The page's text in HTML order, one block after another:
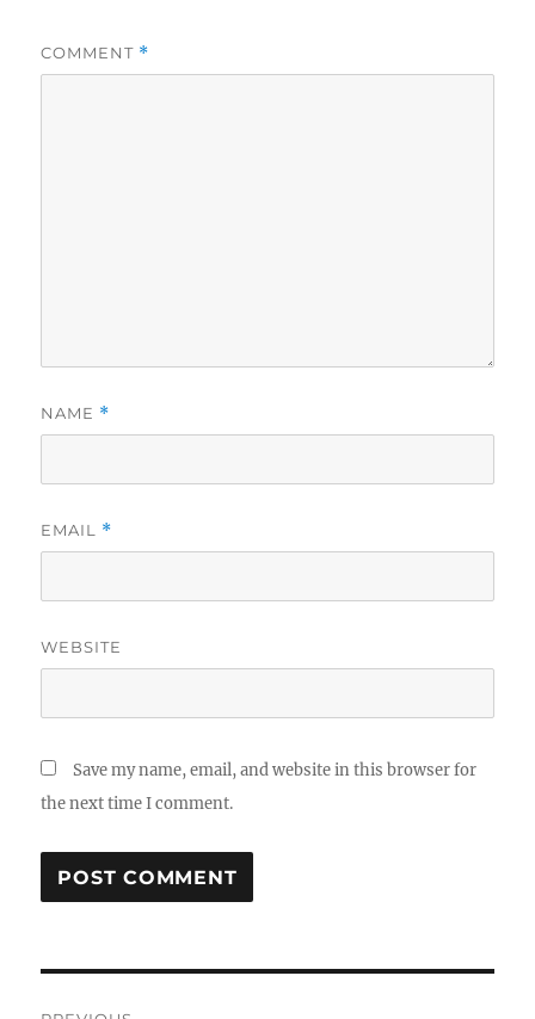
COMMENT *
NAME *
EMAIL *
WEBSITE
Save my name, email, and website in this browser for
the next time I comment.